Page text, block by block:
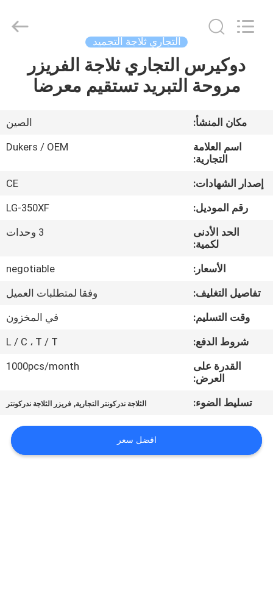
أشرطة
معلومات
في
المعمل
رقابة
جودة
اتصل
أخبار
equipments
limited.
التجاري ثلاجة التجميد
دوكيرس التجاري ثلاجة الفريزر
مروحة التبريد تستقيم معرضا
مكان المنشأ:
الصين
اسم العلامة
التجارية:
Dukers / OEM
إصدار الشهادات:
CE
رقم الموديل:
LG-350XF
الحد الأدنى
لكمية:
3 وحدات
الأسعار:
negotiable
تفاصيل التغليف:
وفقا لمتطلبات العميل
وقت التسليم:
في المخزون
شروط الدفع:
L / C ، T / T
القدرة على
العرض:
1000pcs/month
تسليط الضوء: الثلاجة ندركونتر التجارية, فريزر الثلاجة ندركونتر
افضل سعر